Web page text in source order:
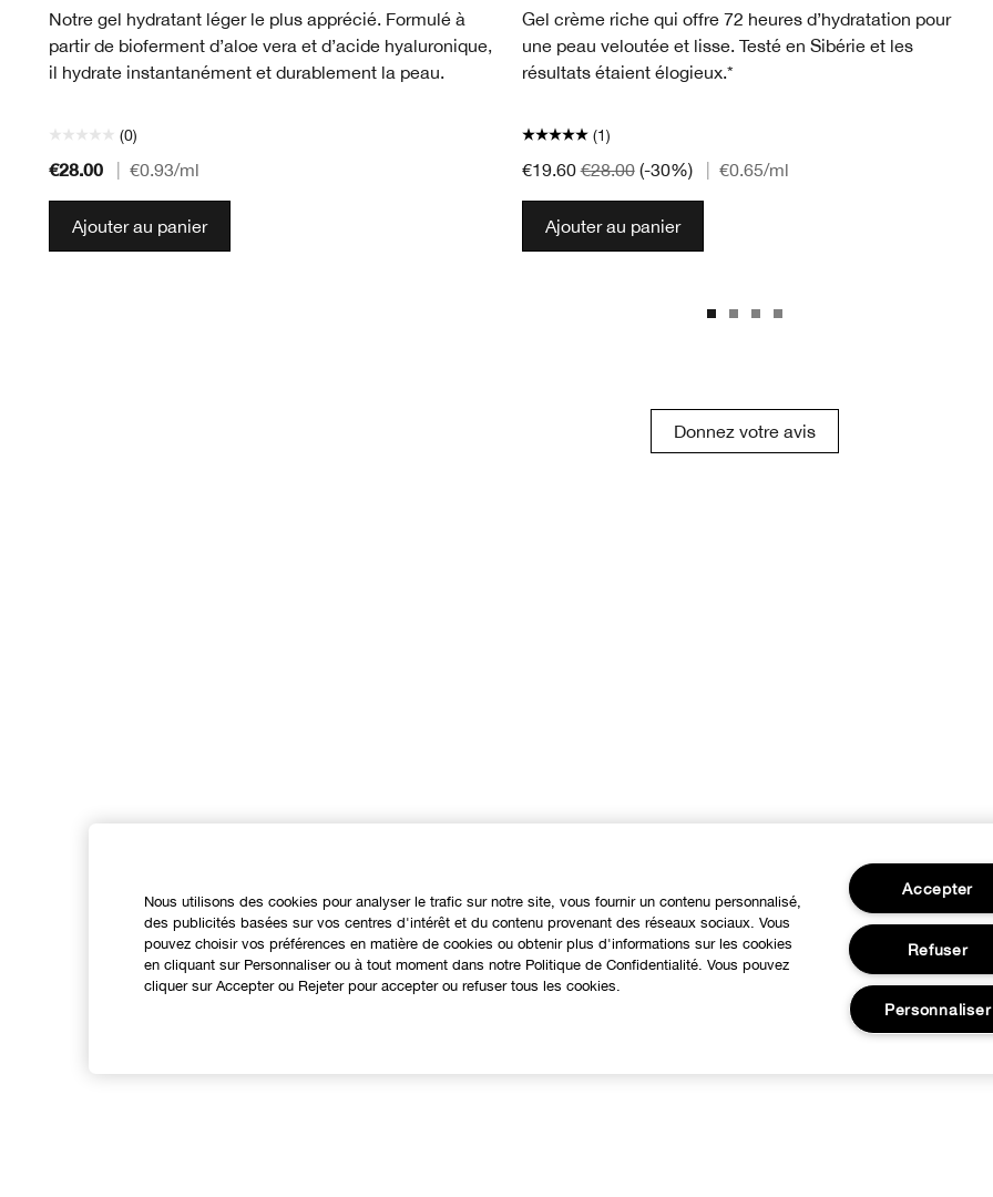
Notre gel hydratant léger le plus apprécié. Formulé à
partir de bioferment d’aloe vera et d’acide hyaluronique,
il hydrate instantanément et durablement la peau.
(0)
€28.00 €0.93/ml
Ajouter au panier
Gel crème riche qui offre 72 heures d’hydratation pour
une peau veloutée et lisse. Testé en Sibérie et les
résultats étaient élogieux.*
(1)
€19.60€28.00 (-30%) €0.65/ml
Ajouter au panier
Donnez votre avis
Nous utilisons des cookies pour analyser le trafic sur notre site, vous fournir un contenu personnalisé,
des publicités basées sur vos centres d'intérêt et du contenu provenant des réseaux sociaux. Vous
pouvez choisir vos préférences en matière de cookies ou obtenir plus d'informations sur les cookies
en cliquant sur Personnaliser ou à tout moment dans notre Politique de Confidentialité. Vous pouvez
cliquer sur Accepter ou Rejeter pour accepter ou refuser tous les cookies.
Accepter
Refuser
Personnaliser